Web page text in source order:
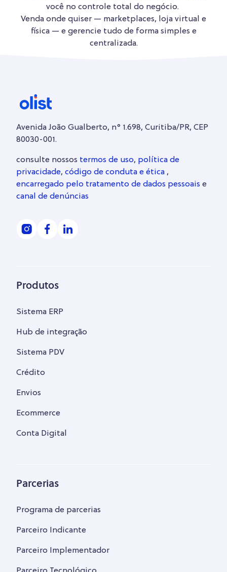
você no controle total do negócio.
Venda onde quiser — marketplaces, loja virtual e
física — e gerencie tudo de forma simples e
centralizada.
Avenida João Gualberto, n° 1.698, Curitiba/PR, CEP
80030-001.
consulte nossos termos de uso, política de
privacidade, código de conduta e ética ,
encarregado pelo tratamento de dados pessoais e
canal de denúncias
Produtos
Sistema ERP
Hub de integração
Sistema PDV
Crédito
Envios
Ecommerce
Conta Digital
Parcerias
Programa de parcerias
Parceiro Indicante
Parceiro Implementador